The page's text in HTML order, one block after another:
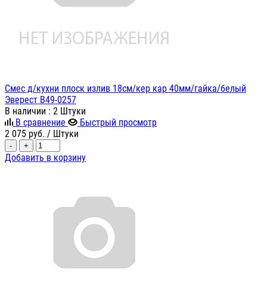
Смес д/кухни плоск излив 18см/кер кар 40мм/гайка/белый
Эверест B49-0257
В наличии : 2 Штуки
В сравнение
Быстрый просмотр
2 075 руб. / Штуки
- +
Добавить в корзину